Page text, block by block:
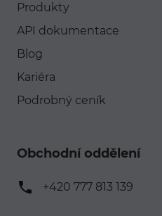
Produkty
API dokumentace
Blog
Kariéra
Podrobný ceník
Obchodní oddělení
+420 777 813 139